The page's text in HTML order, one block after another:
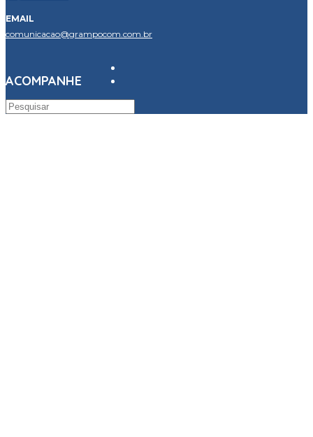
EMAIL
comunicacao@grampocom.com.br
ACOMPANHE